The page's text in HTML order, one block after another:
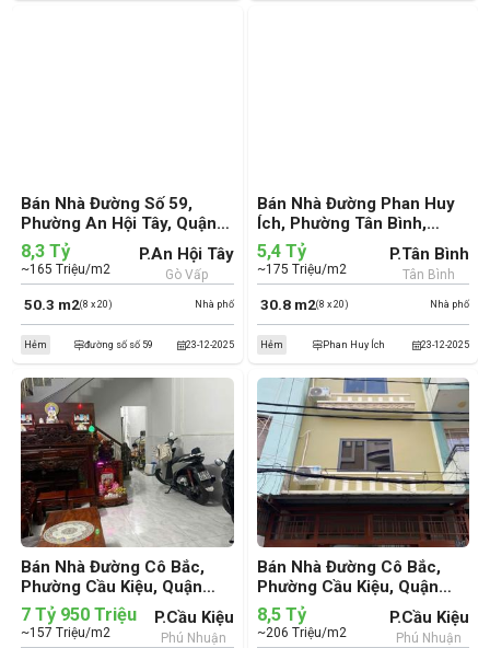
Bán Nhà Đường Số 59,
Phường An Hội Tây, Quận
Gò Vấp (cũ)
Nhà phố
50.3 m2(8 x 20)
8,3 Tỷ
~165 Triệu/m2
P.An Hội Tây
Gò Vấp
23-12-2025
Hẻm đường số số 59
Bán Nhà Đường Phan Huy
Ích, Phường Tân Bình,
Quận Tân Bình (cũ)
Nhà phố
30.8 m2(8 x 20)
5,4 Tỷ
~175 Triệu/m2
P.Tân Bình
Tân Bình
23-12-2025
Hẻm Phan Huy Ích
Bán Nhà Đường Cô Bắc,
Phường Cầu Kiệu, Quận
Phú Nhuận (cũ)
7 Tỷ 950 Triệu
~157 Triệu/m2
P.Cầu Kiệu
Phú Nhuận
Bán Nhà Đường Cô Bắc,
Phường Cầu Kiệu, Quận
Phú Nhuận (cũ)
8,5 Tỷ
~206 Triệu/m2
P.Cầu Kiệu
Phú Nhuận